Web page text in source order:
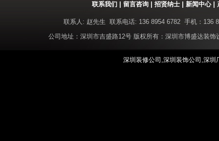
联系我们 留言咨询 招贤纳士 新闻中心|
联系人: 赵先生 联系电话: 136 8954 6782 手机：136
公司地址：深圳市吉盛路12号 版权所有：深圳市博盛达装
深圳装修公司,深圳装饰公司,深